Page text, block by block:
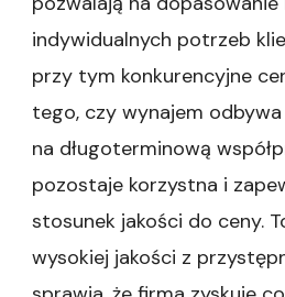
indywidualnych potrzeb
przy tym konkurencyjne
tego, czy wynajem
na długoterminową
pozostaje korzystna i
stosunek jakości do ceny.
wysokiej jakości z